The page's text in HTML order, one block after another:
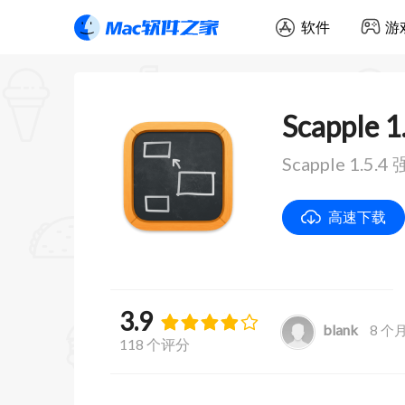
软件 游
Scapple
Scapple 1.5.4
高速下载
3.9
118 个评分
blank 8 个